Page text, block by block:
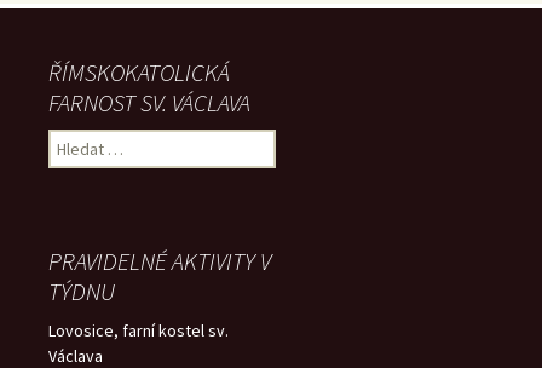
ŘÍMSKOKATOLICKÁ
FARNOST SV. VÁCLAVA
Vyhledávání
PRAVIDELNÉ AKTIVITY V
TÝDNU
Lovosice, farní kostel sv.
Václava